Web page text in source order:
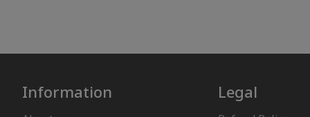
Information Legal